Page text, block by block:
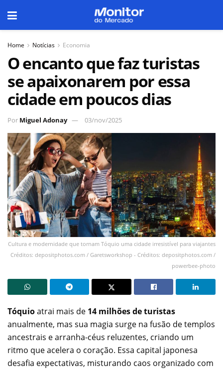
Home Notícias Economia
O encanto que faz turistas
se apaixonarem por essa
cidade em poucos dias
Por Miguel Adonay 03/nov/2025
Cultura e modernidade que tornam Tóquio uma cidade irresistível para viajantes
Créditos: depositphotos.com / Garetsworkshop - Créditos: depositphotos.com /
powerbee-photo
Tóquioatrai mais de 14 milhões de turistas
anualmente, mas sua magia surge na fusão de templos
ancestrais e arranha-céus reluzentes, criando um
ritmo que acelera o coração. Essa capital japonesa
desafia expectativas, misturando caos organizado com